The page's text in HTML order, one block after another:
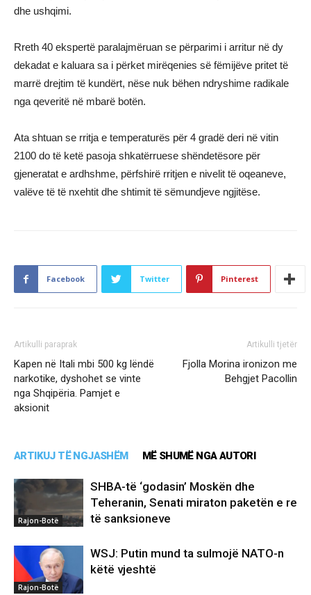
dhe ushqimi.
Rreth 40 ekspertë paralajmëruan se përparimi i arritur në dy
dekadat e kaluara sa i përket mirëqenies së fëmijëve pritet të
marrë drejtim të kundërt, nëse nuk bëhen ndryshime radikale
nga qeveritë në mbarë botën.
Ata shtuan se rritja e temperaturës për 4 gradë deri në vitin
2100 do të ketë pasoja shkatërruese shëndetësore për
gjeneratat e ardhshme, përfshirë rritjen e nivelit të oqeaneve,
valëve të të nxehtit dhe shtimit të sëmundjeve ngjitëse.
Facebook Twitter Pinterest
Artikulli paraprak
Kapen në Itali mbi 500 kg lëndë
narkotike, dyshohet se vinte
nga Shqipëria. Pamjet e
aksionit
Artikulli tjetër
Fjolla Morina ironizon me
Behgjet Pacollin
ARTIKUJ TË NGJASHËM MË SHUMË NGA AUTORI
Rajon-Botë
SHBA-të ‘godasin’ Moskën dhe
Teheranin, Senati miraton paketën e re
të sanksioneve
Rajon-Botë
WSJ: Putin mund ta sulmojë NATO-n
këtë vjeshtë